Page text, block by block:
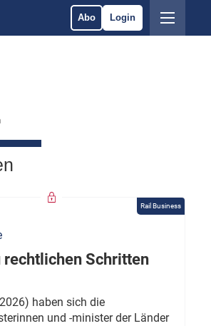
Abo Login
Rail Business
rechtlichen Schritten
haben sich die
und -minister der Länder